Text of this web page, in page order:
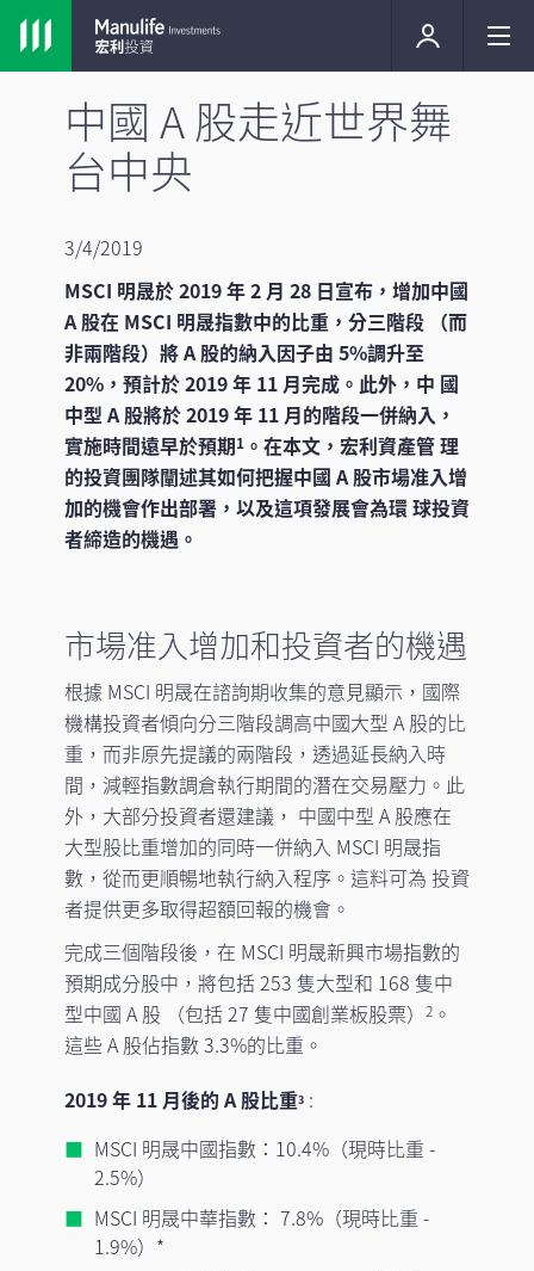
中國 A 股走近世界舞
台中央
3/4/2019
MSCI 明晟於 2019 年 2 月 28 日宣布，增加中國
A 股在 MSCI 明晟指數中的比重，分三階段 （而
非兩階段）將 A 股的納入因子由 5%調升至
20%，預計於 2019 年 11 月完成。此外，中 國
中型 A 股將於 2019 年 11 月的階段一併納入，
實施時間遠早於預期1。在本文，宏利資產管 理
的投資團隊闡述其如何把握中國 A 股市場准入增
加的機會作出部署，以及這項發展會為環 球投資
者締造的機遇。
市場准入增加和投資者的機遇
根據 MSCI 明晟在諮詢期收集的意見顯示，國際
機構投資者傾向分三階段調高中國大型 A 股的比
重，而非原先提議的兩階段，透過延長納入時
間，減輕指數調倉執行期間的潛在交易壓力。此
外，大部分投資者還建議， 中國中型 A 股應在
大型股比重增加的同時一併納入 MSCI 明晟指
數，從而更順暢地執行納入程序。這料可為 投資
者提供更多取得超額回報的機會。
完成三個階段後，在 MSCI 明晟新興市場指數的
預期成分股中，將包括 253 隻大型和 168 隻中
型中國 A 股 （包括 27 隻中國創業板股票）
2。
這些 A 股佔指數 3.3%的比重。
2019 年 11 月後的 A 股比重3:
MSCI 明晟中國指數：10.4%（現時比重 -
2.5%）
MSCI 明晟中華指數： 7.8%（現時比重 -
1.9%）*